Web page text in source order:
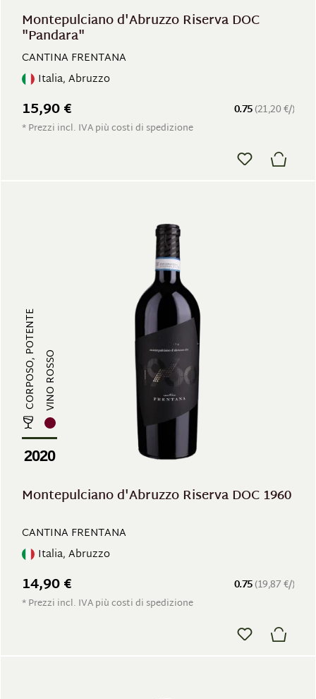
Montepulciano d'Abruzzo Riserva DOC
"Pandara"
CANTINA FRENTANA
Italia, Abruzzo
0.75(21,20 €/)
15,90 €
* Prezzi incl. IVA più costi di spedizione
CORPOSO, POTENTEVINO ROSSO
2020
Montepulciano d'Abruzzo Riserva DOC 1960
CANTINA FRENTANA
Italia, Abruzzo
0.75(19,87 €/)
14,90 €
* Prezzi incl. IVA più costi di spedizione